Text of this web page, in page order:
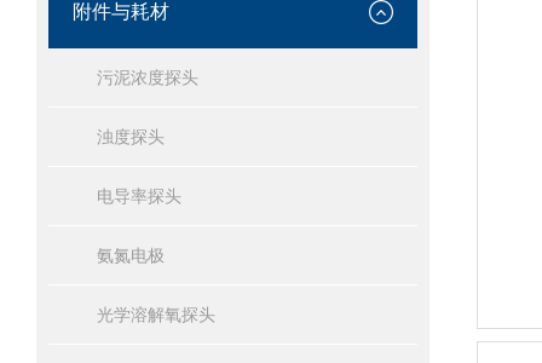
附件与耗材
污泥浓度探头
浊度探头
电导率探头
氨氮电极
光学溶解氧探头